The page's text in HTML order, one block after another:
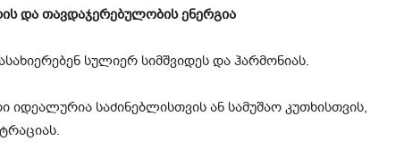
და თავდაჯერებულობის ენერგია
სულიერ სიმშვიდეს და ჰარმონიას.
საძინებლისთვის ან სამუშაო კუთხისთვის,